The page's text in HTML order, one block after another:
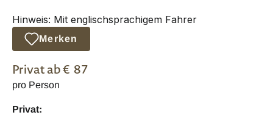
Hinweis: Mit englischsprachigem Fahrer
Merken
Privatab € 87
pro Person
Privat: